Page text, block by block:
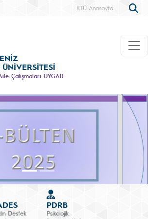
KTÜ Anasayfa
Çalışmaları UYGAR
Destek
PDRB
Psikolojik